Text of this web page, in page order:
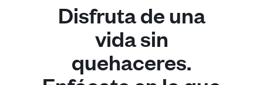
Disfruta de una
vida sin
quehaceres.